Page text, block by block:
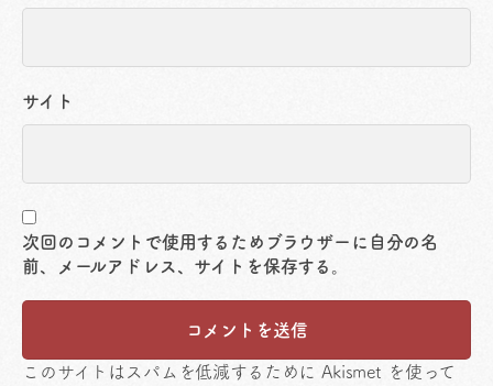
サイト
次回のコメントで使用するためブラウザーに自分の名
前、メールアドレス、サイトを保存する。
このサイトはスパムを低減するために Akismet を使って